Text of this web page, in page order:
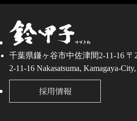
千葉県鎌ヶ谷市中佐津間2-11-16 〒
2-11-16 Nakasatsuma, Kamagaya-
採用情報